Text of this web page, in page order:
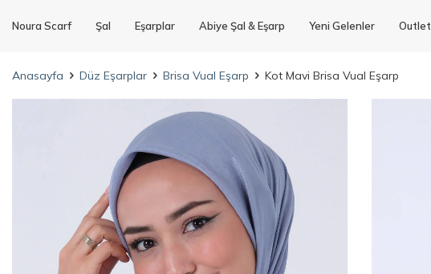
Noura Scarf Şal Eşarplar Abiye Şal & Eşarp Yeni Gelenler Outlet
Anasayfa Düz Eşarplar Brisa Vual Eşarp Kot Mavi Brisa Vual Eşarp